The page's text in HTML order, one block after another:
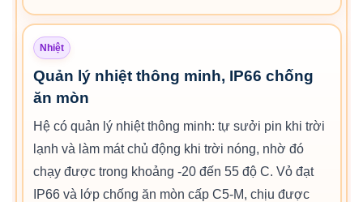
Nhiệt
Quản lý nhiệt thông minh, IP66 chống
ăn mòn
Hệ có quản lý nhiệt thông minh: tự sưởi pin khi trời
lạnh và làm mát chủ động khi trời nóng, nhờ đó
chạy được trong khoảng -20 đến 55 độ C. Vỏ đạt
IP66 và lớp chống ăn mòn cấp C5-M, chịu được